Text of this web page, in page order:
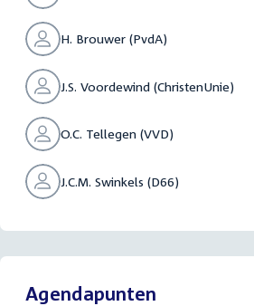
H. Brouwer (PvdA)
J.S. Voordewind (ChristenUnie)
O.C. Tellegen (VVD)
J.C.M. Swinkels (D66)
Agendapunten